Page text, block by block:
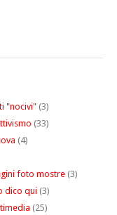
"nocivi" (3)
(33)
(4)
foto mostre (3)
dico qui (3)
(25)